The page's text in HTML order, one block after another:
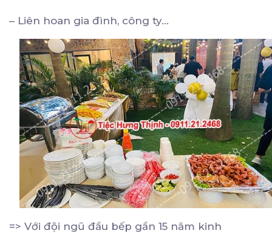
– Liên hoan gia đình, công ty…
=> Với đội ngũ đầu bếp gần 15 năm kinh